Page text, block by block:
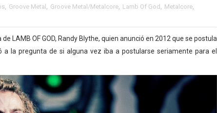
, Groove Metal , Groove Metal/Metalcore, Lamb Of God , Metalcore,
LAMB OF GOD, Randy Blythe, quien anunció en 2012 que se postula
a la pregunta de si alguna vez iba a postularse seriamente para el